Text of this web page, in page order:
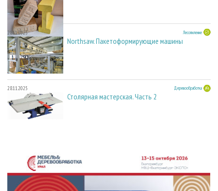
28.11.2025 Лесопиление
Northsaw. Пакетоформирующие машины
28.11.2025 Деревообработка
Столярная мастерская. Часть 2